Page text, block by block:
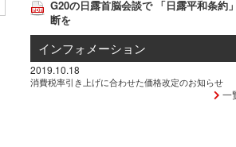
G20の日露首脳会談で 「日露平和条約
断を
インフォメーション
2019.10.18
消費税率引き上げに合わせた価格改定のお知らせ
一